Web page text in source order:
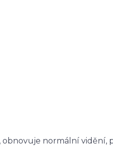
obnovuje normální vidění,